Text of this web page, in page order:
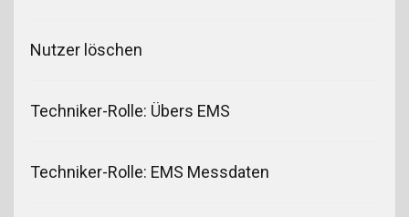
Nutzer löschen
Techniker-Rolle: Übers EMS
Techniker-Rolle: EMS Messdaten